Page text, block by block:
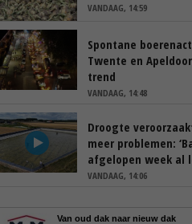
VANDAAG, 14:59
Spontane
Twente en
trend
VANDAAG, 14:48
Droogte
meer problemen:
afgelopen week al
VANDAAG, 14:06
Van oud dak naar nieuw dak